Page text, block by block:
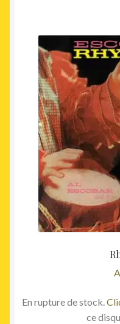
En rupture de stock.
ce